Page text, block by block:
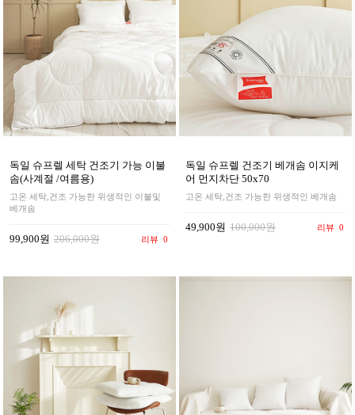
독일 슈프렐 세탁 건조기 가능 이불
솜(사계절 /여름용)
고온 세탁,건조 가능한 위생적인 이불및
베개솜
99,900원 206,000원 리뷰 0
독일 슈프렐 건조기 베개솜 이지케
어 먼지차단 50x70
고온 세탁,건조 가능한 위생적인 베개솜
49,900원 100,000원 리뷰 0